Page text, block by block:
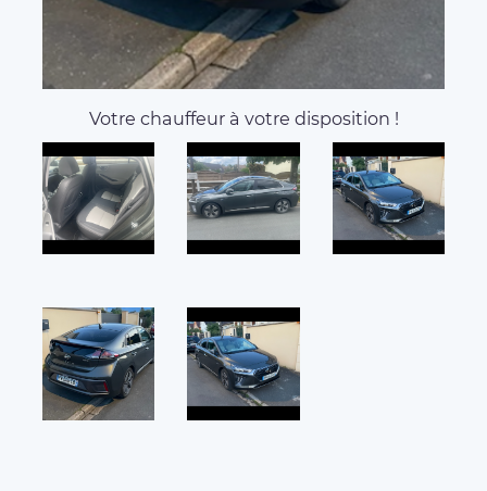
Votre chauffeur à votre disposition !